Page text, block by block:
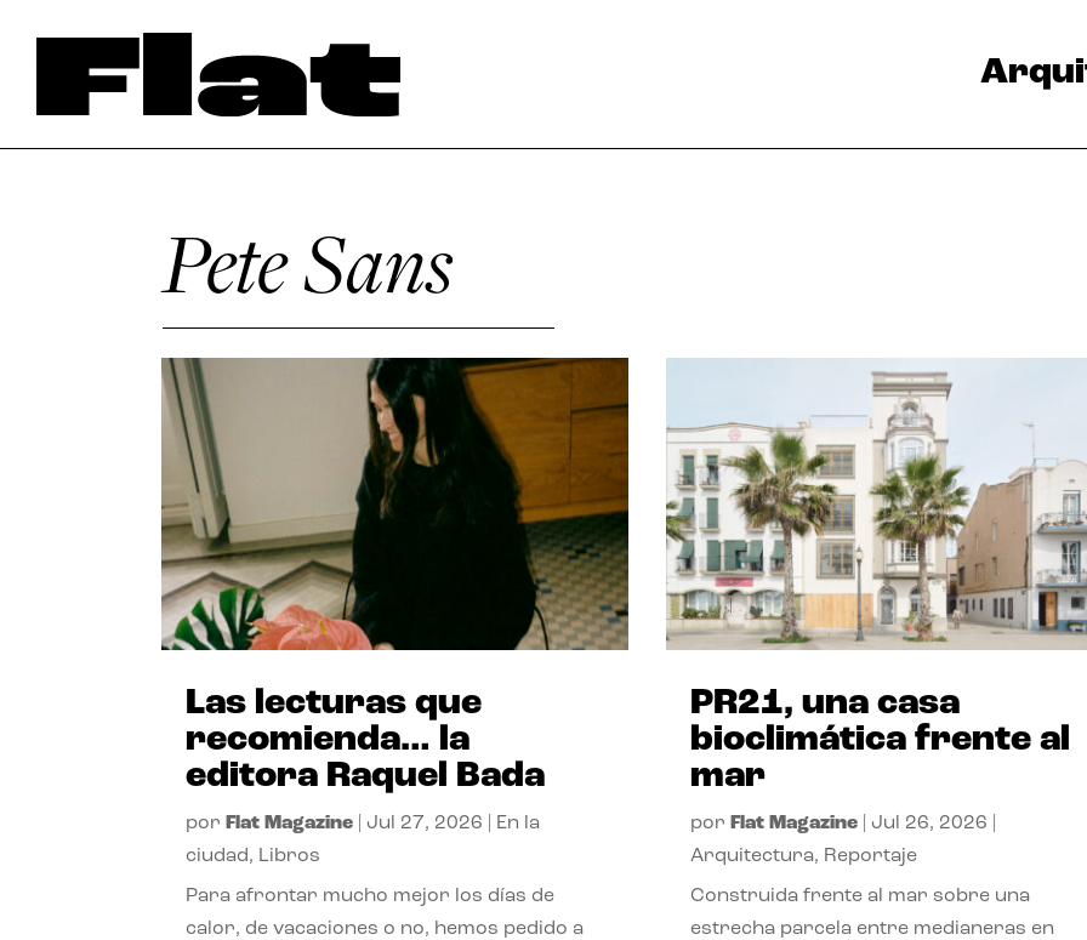
Pete Sans
Las lecturas que
recomienda… la
editora Raquel Bada
por Flat Magazine Jul 27, 2026
En la
ciudad, Libros
Para afrontar mucho mejor los días de
calor, de vacaciones o no, hemos pedido a
PR21, una casa
bioclimática frente al
mar
por Flat Magazine| Jul 26, 2026
Arquitectura, Reportaje
Construida frente al mar sobre una
estrecha parcela entre medianeras en